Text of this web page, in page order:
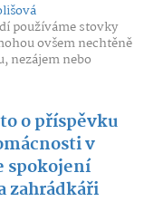
používáme stovky
ovšem nechtěně
nezájem nebo
o příspěvku
v
spokojení
zahrádkáři